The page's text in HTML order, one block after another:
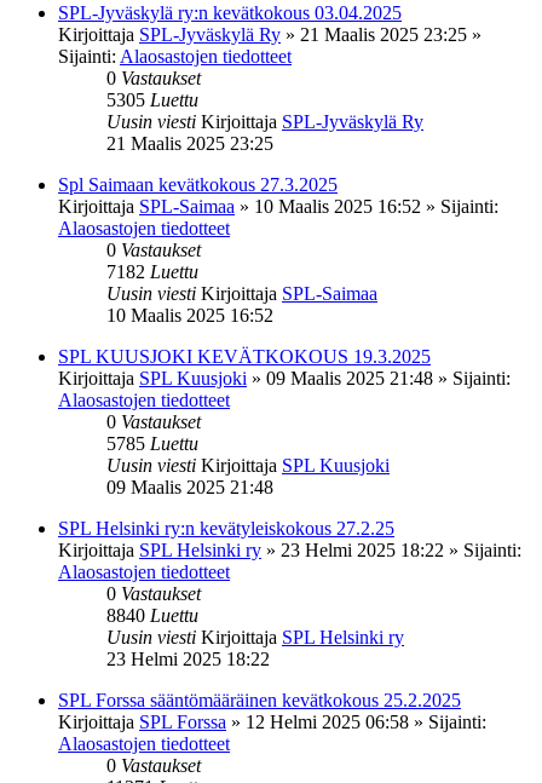
SPL-Jyväskylä ry:n kevätkokous 03.04.2025
Kirjoittaja SPL-Jyväskylä Ry » 21 Maalis 2025 23:25 »
Sijainti: Alaosastojen tiedotteet
0 Vastaukset
5305 Luettu
Uusin viesti Kirjoittaja SPL-Jyväskylä Ry
21 Maalis 2025 23:25
Spl Saimaan kevätkokous 27.3.2025
Kirjoittaja SPL-Saimaa » 10 Maalis 2025 16:52 » Sijainti:
Alaosastojen tiedotteet
0 Vastaukset
7182 Luettu
Uusin viesti Kirjoittaja SPL-Saimaa
10 Maalis 2025 16:52
SPL KUUSJOKI KEVÄTKOKOUS 19.3.2025
Kirjoittaja SPL Kuusjoki » 09 Maalis 2025 21:48 » Sijainti:
Alaosastojen tiedotteet
0 Vastaukset
5785 Luettu
Uusin viesti Kirjoittaja SPL Kuusjoki
09 Maalis 2025 21:48
SPL Helsinki ry:n kevätyleiskokous 27.2.25
Kirjoittaja SPL Helsinki ry » 23 Helmi 2025 18:22 » Sijainti:
Alaosastojen tiedotteet
0 Vastaukset
8840 Luettu
Uusin viesti Kirjoittaja SPL Helsinki ry
23 Helmi 2025 18:22
SPL Forssa sääntömääräinen kevätkokous 25.2.2025
Kirjoittaja SPL Forssa » 12 Helmi 2025 06:58 » Sijainti:
Alaosastojen tiedotteet
0 Vastaukset